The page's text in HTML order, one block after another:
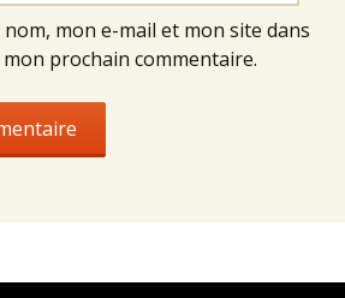
mon e-mail et mon site dans
prochain commentaire.